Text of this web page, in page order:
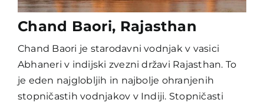
Chand Baori, Rajasthan
Chand Baori je starodavni vodnjak v vasici
Abhaneri v indijski zvezni državi Rajasthan. To
je eden najglobljih in najbolje ohranjenih
stopničastih vodnjakov v Indiji. Stopničasti